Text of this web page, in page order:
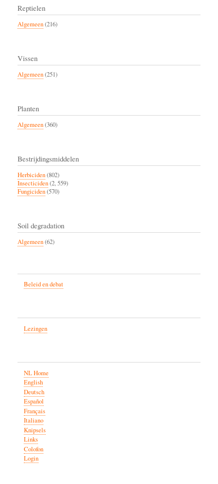
Reptielen
Algemeen(216)
Vissen
Algemeen(251)
Planten
Algemeen(360)
Bestrijdingsmiddelen
Herbiciden(802)
Insecticiden(2, 559)
Fungiciden(570)
Soil degradation
Algemeen(62)
Beleid en debat
Lezingen
NL Home
English
Deutsch
Español
Français
Italiano
Knipsels
Links
Colofon
Login